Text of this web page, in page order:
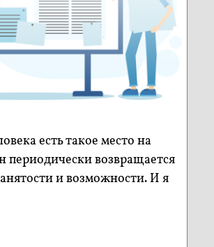
есть такое место на
периодически возвращается
и возможности. И я